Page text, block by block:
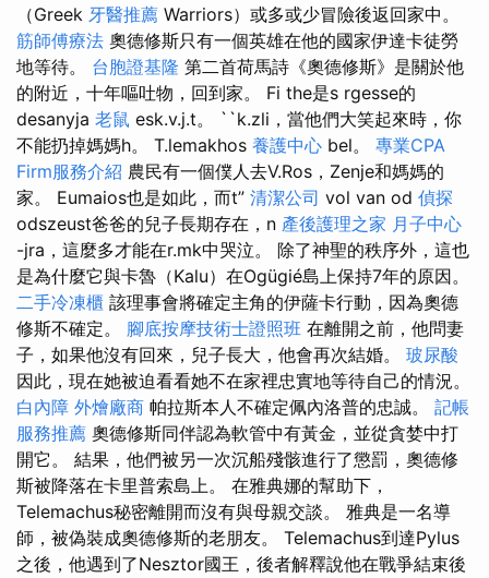
（Greek 牙醫推薦 Warriors）或多或少冒險後返回家中。
筋師傅療法 奧德修斯只有一個英雄在他的國家伊達卡徒勞
地等待。 台胞證基隆 第二首荷馬詩《奧德修斯》是關於他
的附近，十年嘔吐物，回到家。 Fi the是s rgesse的
desanyja 老鼠 esk.v.j.t。 ``k.zli，當他們大笑起來時，你
不能扔掉媽媽h。 T.lemakhos 養護中心 bel。 專業CPA
Firm服務介紹 農民有一個僕人去V.Ros，Zenje和媽媽的
家。 Eumaios也是如此，而t” 清潔公司 vol van od 偵探
odszeust爸爸的兒子長期存在，n 產後護理之家 月子中心
-jra，這麼多才能在r.mk中哭泣。 除了神聖的秩序外，這也
是為什麼它與卡魯（Kalu）在Ogügié島上保持7年的原因。
二手冷凍櫃 該理事會將確定主角的伊薩卡行動，因為奧德
修斯不確定。 腳底按摩技術士證照班 在離開之前，他問妻
子，如果他沒有回來，兒子長大，他會再次結婚。 玻尿酸
因此，現在她被迫看看她不在家裡忠實地等待自己的情況。
白內障 外燴廠商 帕拉斯本人不確定佩內洛普的忠誠。 記帳
服務推薦 奧德修斯同伴認為軟管中有黃金，並從貪婪中打
開它。 結果，他們被另一次沉船殘骸進行了懲罰，奧德修
斯被降落在卡里普索島上。 在雅典娜的幫助下，
Telemachus秘密離開而沒有與母親交談。 雅典是一名導
師，被偽裝成奧德修斯的老朋友。 Telemachus到達Pylus
之後，他遇到了Nesztor國王，後者解釋說他在戰爭結束後